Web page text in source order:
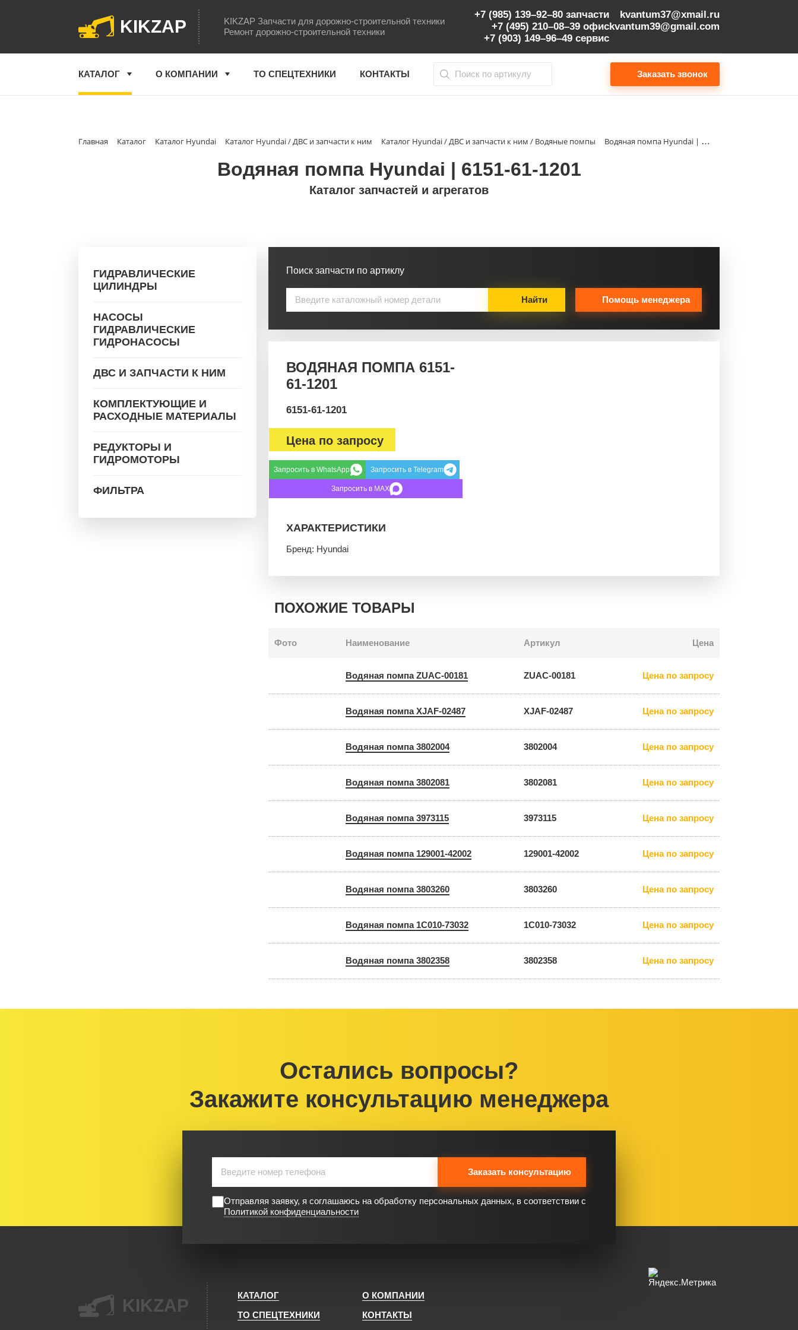
KIKZAP
KIKZAP Запчасти для дорожно-строительной техники
Ремонт дорожно-строительной техники
+7 (985) 139–92–80 запчасти
+7 (495) 210–08–39 офис
+7 (903) 149–96–49 сервис
kvantum37@xmail.ru
kvantum39@gmail.com
КАТАЛОГ О КОМПАНИИ ТО СПЕЦТЕХНИКИ КОНТАКТЫ Заказать звонок
Главная Каталог Каталог Hyundai Каталог Hyundai / ДВС и запчасти к ним Каталог Hyundai / ДВС и запчасти к ним / Водяные помпы Водяная помпа Hyundai | 6151-61-1201
Водяная помпа Hyundai | 6151-61-1201
Каталог запчастей и агрегатов
ГИДРАВЛИЧЕСКИЕ
ЦИЛИНДРЫ
НАСОСЫ
ГИДРАВЛИЧЕСКИЕ
ГИДРОНАСОСЫ
ДВС И ЗАПЧАСТИ К НИМ
КОМПЛЕКТУЮЩИЕ И
РАСХОДНЫЕ МАТЕРИАЛЫ
РЕДУКТОРЫ И
ГИДРОМОТОРЫ
ФИЛЬТРА
Поиск запчасти по артиклу
Найти Помощь менеджера
ВОДЯНАЯ ПОМПА 6151-
61-1201
6151-61-1201
Цена по запросу
Запросить в WhatsApp Запросить в Telegram
Запросить в MAX
ХАРАКТЕРИСТИКИ
Бренд: Hyundai
ПОХОЖИЕ ТОВАРЫ
Фото Наименование Артикул Цена
Водяная помпа ZUAC-00181 ZUAC-00181 Цена по запросу
Водяная помпа XJAF-02487 XJAF-02487 Цена по запросу
Водяная помпа 3802004 3802004 Цена по запросу
Водяная помпа 3802081 3802081 Цена по запросу
Водяная помпа 3973115 3973115 Цена по запросу
Водяная помпа 129001-42002 129001-42002 Цена по запросу
Водяная помпа 3803260 3803260 Цена по запросу
Водяная помпа 1C010-73032 1C010-73032 Цена по запросу
Водяная помпа 3802358 3802358 Цена по запросу
Остались вопросы?
Закажите консультацию менеджера
Заказать консультацию
Отправляя заявку, я соглашаюсь на обработку персональных данных, в соответствии с
Политикой конфиденциальности
KIKZAP
КАТАЛОГ
О КОМПАНИИ
ТО СПЕЦТЕХНИКИ
КОНТАКТЫ